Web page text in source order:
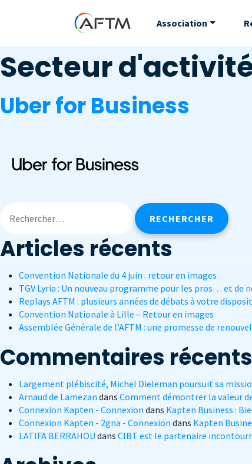
Association
Secteur
Uber for Business
Articles récents
Convention Nationale du 4 juin : retour en images
TGV Lyria : Un nouveau programme pour les pros… et de
Replays AFTM : plusieurs années de débats à votre
Convention Nationale à Lille – Retour en images
Assemblée Générale de l’AFTM : une promesse de
Commentaires récents
Largement plébiscité, Michel Dieleman poursuit sa
Arnaud de Lamezan dans Comment démontrer la valeur
Connexion Kapten - Connexion dans Kapten Business :
Connexion Kapten - 2gna - Connexion dans Kapten
LATIFA BERRAHOU dans CIBT est le partenaire